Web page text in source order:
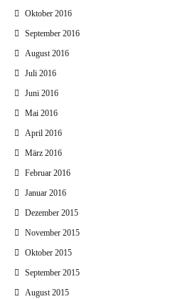
Oktober 2016
September 2016
August 2016
Juli 2016
Juni 2016
Mai 2016
April 2016
März 2016
Februar 2016
Januar 2016
Dezember 2015
November 2015
Oktober 2015
September 2015
August 2015